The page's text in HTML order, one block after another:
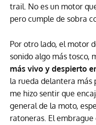
trail. No es un motor
pero cumple de sobra
Por otro lado, el motor
sonido algo más tosco,
más vivo y despierto
la rueda delantera más
me hizo sentir que
general de la moto,
ratoneras. El